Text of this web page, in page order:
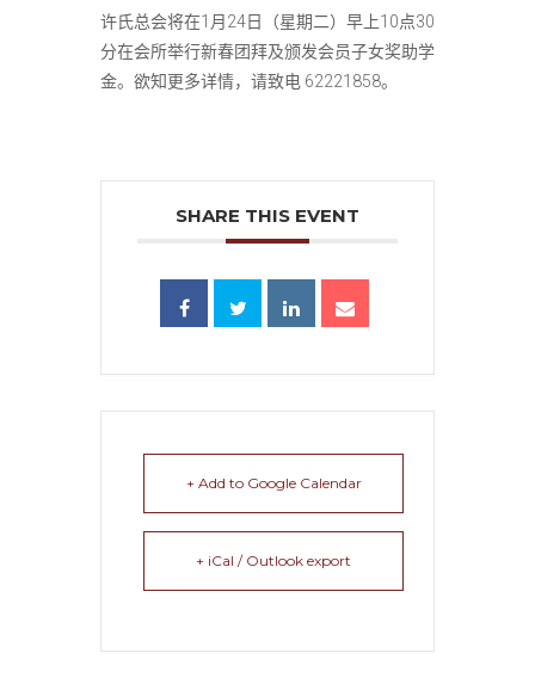
许氏总会将在1月24日（星期二）早上10点30
分在会所举行新春团拜及颁发会员子女奖助学
金。欲知更多详情，请致电 62221858。
SHARE THIS EVENT
+ Add to Google Calendar
+ iCal / Outlook export